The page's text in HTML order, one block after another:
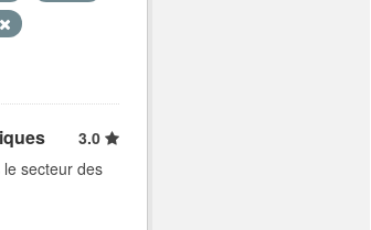
3.0
secteur des